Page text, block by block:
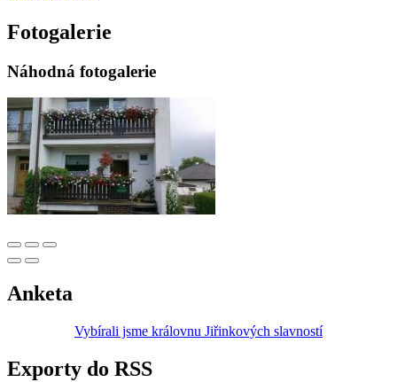
Fotogalerie
Náhodná fotogalerie
Anketa
Vybírali jsme královnu Jiřinkových slavností
Exporty do RSS